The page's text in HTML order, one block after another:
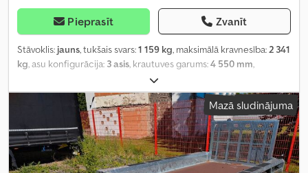
Pieprasīt Zvanīt
Stāvoklis: jauns, tukšais svars:1 159 kg, maksimālā kravnesība:2 341
kg, asu konfigurācija: 3 asis, krautuves garums:4 550 mm,
1 900 mm
augstums:350 mm, Ražošanas gads:2026, nobraukums:50 km,
pārnesuma veids:mehānisks, energoefektivitāte:A,
Mazā sludinājuma